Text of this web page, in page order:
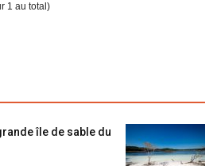
1 au total)
île de sable du